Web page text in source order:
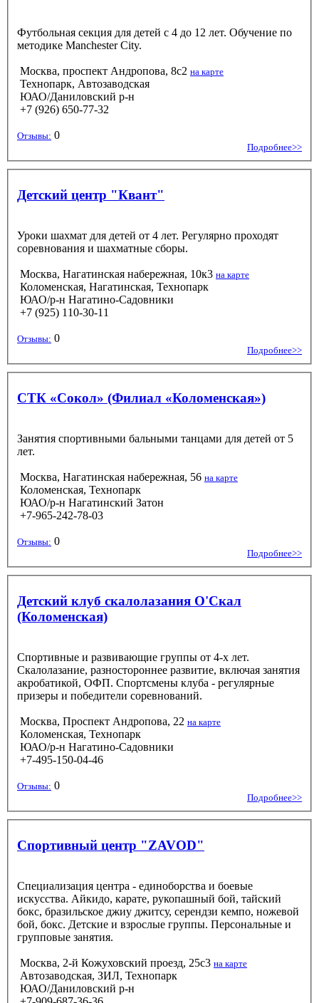
Футбольная секция для детей с 4 до 12 лет. Обучение по
методике Manchester City.
Москва, проспект Андропова, 8с2 на карте
Технопарк, Автозаводская
ЮАО/Даниловский р-н
+7 (926) 650-77-32
Отзывы: 0
Подробнее>>
Детский центр "Квант"
Уроки шахмат для детей от 4 лет. Регулярно проходят
соревнования и шахматные сборы.
Москва, Нагатинская набережная, 10к3 на карте
Коломенская, Нагатинская, Технопарк
ЮАО/р-н Нагатино-Садовники
+7 (925) 110-30-11
Отзывы: 0
Подробнее>>
СТК «Сокол» (Филиал «Коломенская»)
Занятия спортивными бальными танцами для детей от 5
лет.
Москва, Нагатинская набережная, 56 на карте
Коломенская, Технопарк
ЮАО/р-н Нагатинский Затон
+7-965-242-78-03
Отзывы: 0
Подробнее>>
Детский клуб скалолазания О'Скал
(Коломенская)
Спортивные и развивающие группы от 4-х лет.
Скалолазание, разностороннее развитие, включая занятия
акробатикой, ОФП. Спортсмены клуба - регулярные
призеры и победители соревнований.
Москва, Проспект Андропова, 22 на карте
Коломенская, Технопарк
ЮАО/р-н Нагатино-Садовники
+7-495-150-04-46
Отзывы: 0
Подробнее>>
Спортивный центр "ZAVOD"
Специализация центра - единоборства и боевые
искусства. Айкидо, карате, рукопашный бой, тайский
бокс, бразильское джиу джитсу, серендзи кемпо, ножевой
бой, бокс. Детские и взрослые группы. Персональные и
групповые занятия.
Москва, 2-й Кожуховский проезд, 25с3 на карте
Автозаводская, ЗИЛ, Технопарк
ЮАО/Даниловский р-н